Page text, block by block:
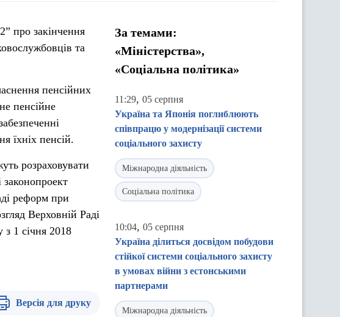
та
пенсійних
пенсійне
їхніх пенсій.
розраховувати
реформ при
Верховній Раді
з 1 січня 2018
Версія для друку
За темами:
«Міністерства»,
«Соціальна політика»
11:29, 05 серпня
Україна та Японія поглиблюють
співпрацю у модернізації системи
соціального захисту
Міжнародна діяльність
Соціальна політика
10:04, 05 серпня
Україна ділиться досвідом побудови
стійкої системи соціального захисту
в умовах війни з естонськими
партнерами
Міжнародна діяльність